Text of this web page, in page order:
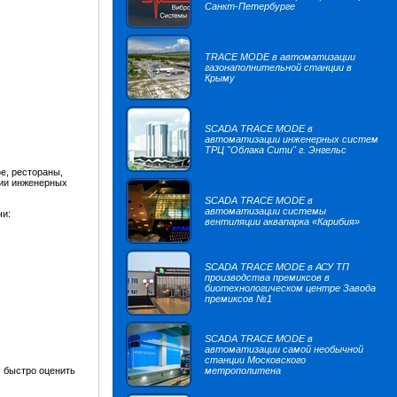
рестораны,
инженерных
оценить
Санкт-Петербурге
TRACE MODE в автоматизации
газонаполнительной станции в
Крыму
SCADA TRACE MODE в
автоматизации инженерных систем
ТРЦ "Облака Сити" г. Энгельс
SCADA TRACE MODE в
автоматизации системы
вентиляции аквапарка «Карибия»
SCADA TRACE MODE в АСУ ТП
производства премиксов в
биотехнологическом центре Завода
премиксов №1
SCADA TRACE MODE в
автоматизации самой необычной
станции Московского
метрополитена